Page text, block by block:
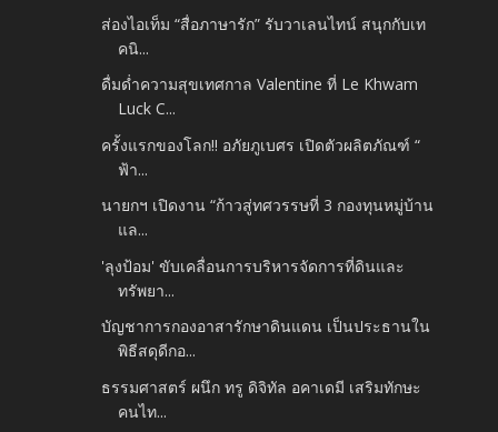
ส่องไอเท็ม “สื่อภาษารัก” รับวาเลนไทน์ สนุกกับเท
คนิ...
ดื่มด่ำความสุขเทศกาล Valentine ที่ Le Khwam
Luck C...
ครั้งแรกของโลก!! อภัยภูเบศร เปิดตัวผลิตภัณฑ์ “
ฟ้า...
นายกฯ เปิดงาน “ก้าวสู่ทศวรรษที่ 3 กองทุนหมู่บ้าน
แล...
'ลุงป้อม' ขับเคลื่อนการบริหารจัดการที่ดินและ
ทรัพยา...
บัญชาการกองอาสารักษาดินแดน เป็นประธานใน
พิธีสดุดีกอ...
ธรรมศาสตร์ ผนึก ทรู ดิจิทัล อคาเดมี เสริมทักษะ
คนไท...